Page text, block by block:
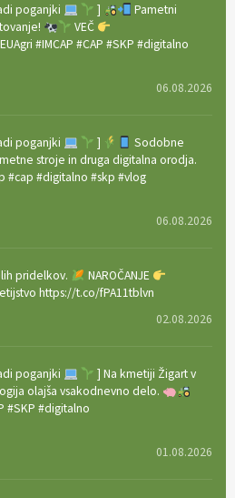
poganjki ]
Pametni
VEČ
#IMCAP #CAP #SKP #digitalno
06.08.2026
poganjki ]
Sodobne
stroje in druga digitalna orodja.
#cap #digitalno #skp #vlog
06.08.2026
pridelkov.
NAROČANJE
https://t.co/fPA11tblvn
02.08.2026
poganjki
] Na kmetiji Žigart v
olajša vsakodnevno delo.
#SKP #digitalno
01.08.2026